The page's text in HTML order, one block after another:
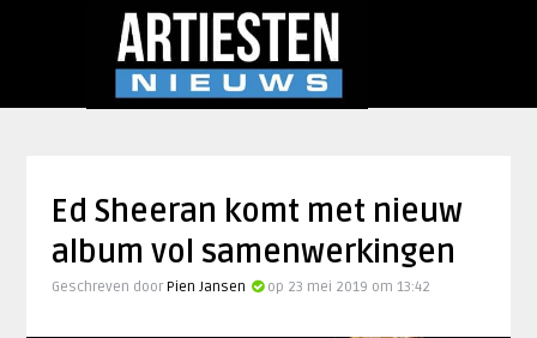
Ed Sheeran komt met nieuw
album vol samenwerkingen
Geschreven door Pien Jansen op 23 mei 2019 om 13:42